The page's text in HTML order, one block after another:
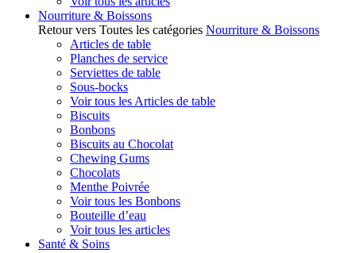
Nourriture & Boissons
Retour vers Toutes les catégories Nourriture & Boissons
Articles de table
Planches de service
Serviettes de table
Sous-bocks
Voir tous les Articles de table
Biscuits
Bonbons
Biscuits au Chocolat
Chewing Gums
Chocolats
Menthe Poivrée
Voir tous les Bonbons
Bouteille d’eau
Voir tous les articles
Santé & Soins